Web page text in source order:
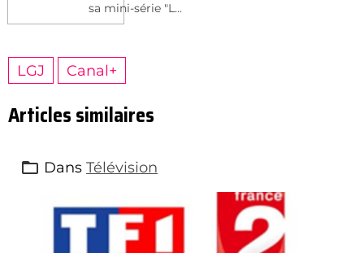
sa mini-série "L...
LGJ Canal+
Articles similaires
Dans Télévision